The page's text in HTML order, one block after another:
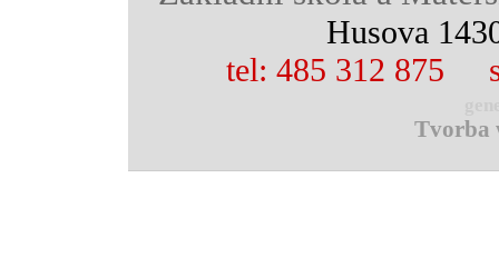
Husova
tel: 485 312 875
Tvorba